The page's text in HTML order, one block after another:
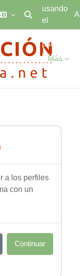
Selector de
usando
el
acceso
para
invitados
Más
a los perfiles
con un
Continuar